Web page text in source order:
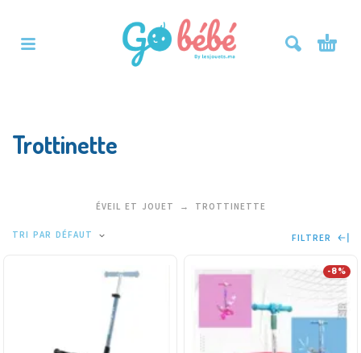
Trottinette
ÉVEIL ET JOUET TROTTINETTE
TRI PAR DÉFAUT FILTRER
-8%